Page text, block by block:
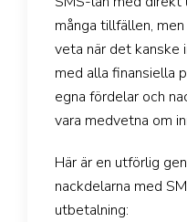
många tillfällen,
veta när det kanske
med alla finansiella
egna fördelar och
vara medvetna om
Här är en utförlig
nackdelarna med
utbetalning: